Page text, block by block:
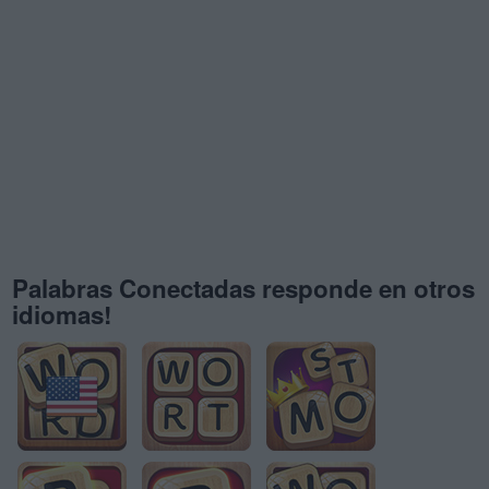
Palabras Conectadas responde en otros
idiomas!